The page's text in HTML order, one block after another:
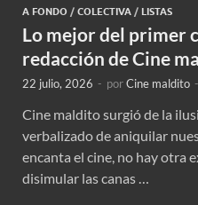
A FONDO / COLECTIVA / LISTAS
Lo mejor del primer
redacción de Cine
22 julio, 2026 - porCine maldito -
Cine maldito surgió de la
verbalizado de aniquilar
encanta el cine, no hay otra
disimular las canas …